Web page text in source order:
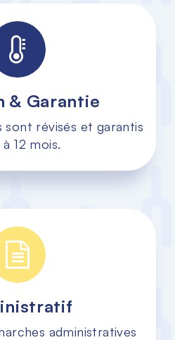
& Garantie
sont révisés et garantis
12 mois.
administratives